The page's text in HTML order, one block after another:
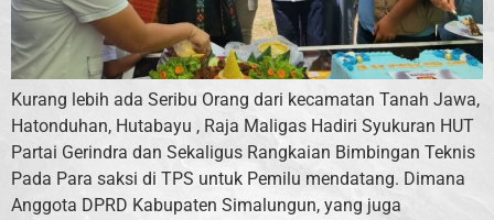
Kurang lebih ada Seribu Orang dari kecamatan Tanah Jawa,
Hatonduhan, Hutabayu , Raja Maligas Hadiri Syukuran HUT
Partai Gerindra dan Sekaligus Rangkaian Bimbingan Teknis
Pada Para saksi di TPS untuk Pemilu mendatang. Dimana
Anggota DPRD Kabupaten Simalungun, yang juga